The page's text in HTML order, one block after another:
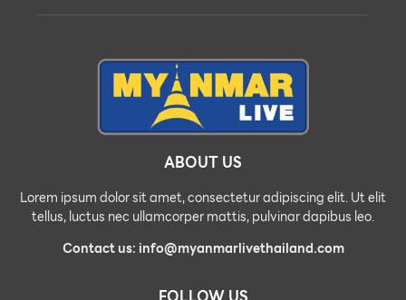
ABOUT US
Lorem ipsum dolor sit amet, consectetur adipiscing elit. Ut elit
tellus, luctus nec ullamcorper mattis, pulvinar dapibus leo.
Contact us: info@myanmarlivethailand.com